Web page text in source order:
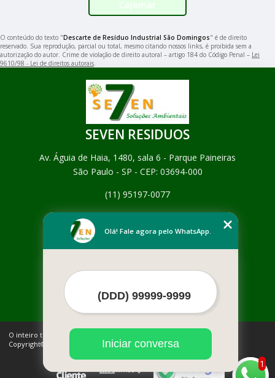
Cajamar
O conteúdo do texto "Descarte de Resíduo Industrial São Domingos" é de direito
reservado. Sua reprodução, parcial ou total, mesmo citando nossos links, é proibida sem a
autorização do autor. Crime de violação de direito autoral – artigo 184 do Código Penal – Lei
9610/98 - Lei de direitos autorais.
SEVEN RESIDUOS
Av. Águia de Haia, 1480, sala 6 - Parque Paineiras
São Paulo - SP - CEP: 03694-000
(11) 95197-0077
Empresa
Contato
Mais Serviços
O inteiro teor deste site está sujeito à proteção de direitos autorais.
Copyright© SEVEN RESIDUOS (Lei 9610 de 19/02/1998)
1
Olá! Fale agora pelo WhatsApp.
Iniciar conversa